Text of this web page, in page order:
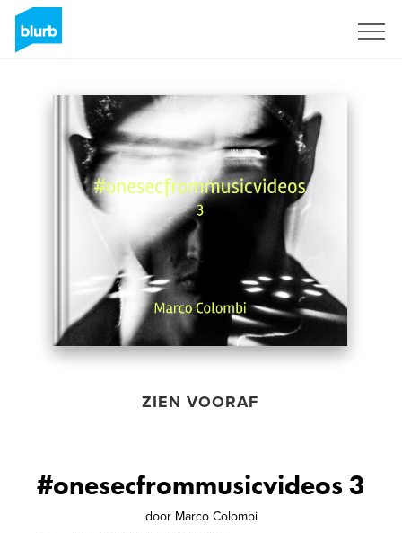
ZIEN VOORAF
#onesecfrommusicvideos 3
door Marco Colombi